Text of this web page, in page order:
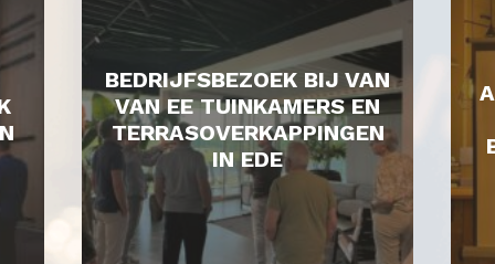
BEDRIJFSBEZOEK BIJ VAN
VAN EE TUINKAMERS EN
TERRASOVERKAPPINGEN
IN EDE